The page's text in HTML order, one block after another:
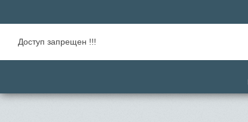
Доступ запрещен !!!